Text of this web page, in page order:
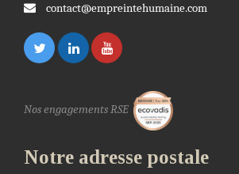
contact@empreintehumaine.com
Nos engagements RSE
Notre adresse postale